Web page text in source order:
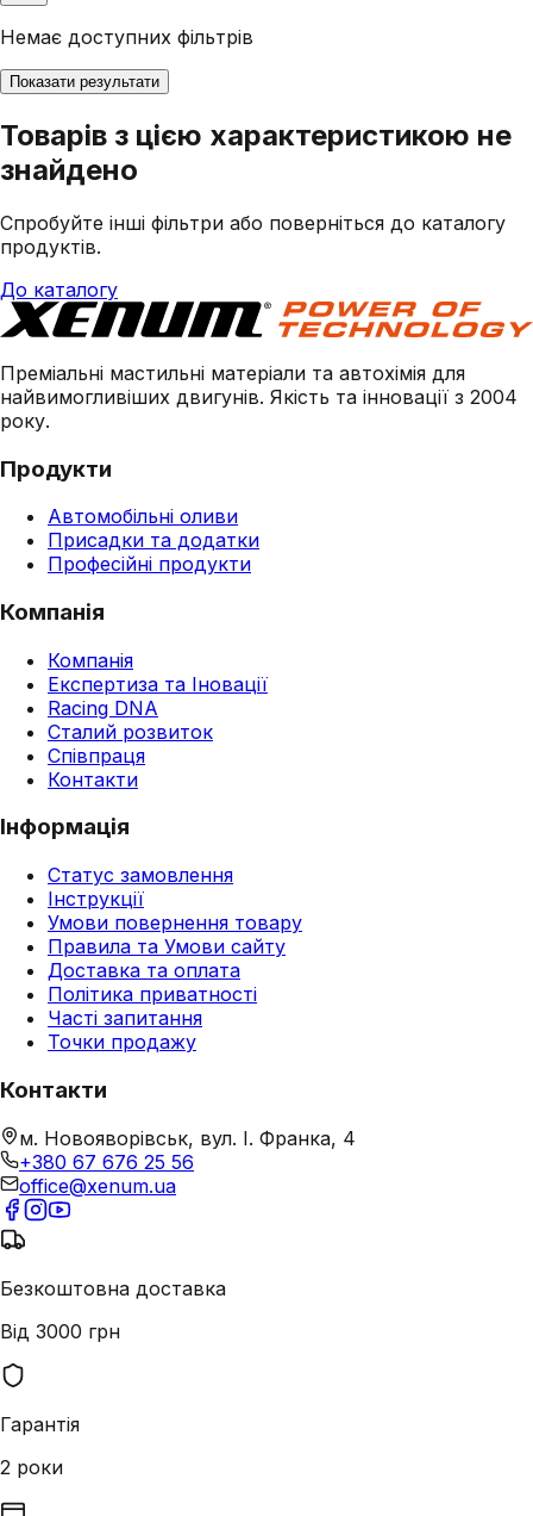
Немає доступних фільтрів
Показати результати
Товарів з цією характеристикою не
знайдено
Спробуйте інші фільтри або поверніться до каталогу
продуктів.
До каталогу
Преміальні мастильні матеріали та автохімія для
найвимогливіших двигунів. Якість та інновації з 2004
року.
Продукти
Автомобільні оливи
Присадки та додатки
Професійні продукти
Компанія
Компанія
Експертиза та Іновації
Racing DNA
Сталий розвиток
Співпраця
Контакти
Інформація
Статус замовлення
Інструкції
Умови повернення товару
Правила та Умови сайту
Доставка та оплата
Політика приватності
Часті запитання
Точки продажу
Контакти
м. Новояворівськ, вул. І. Франка, 4
+380 67 676 25 56
office@xenum.ua
Безкоштовна доставка
Від 3000 грн
Гарантія
2 роки